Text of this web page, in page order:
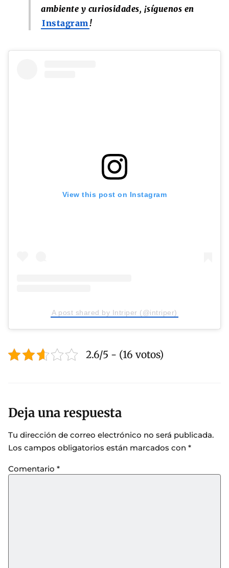
ambiente y curiosidades, ¡síguenos en
Instagram!
View this post on Instagram
A post shared by Intriper (@intriper)
2.6/5 - (16 votos)
Deja una respuesta
Tu dirección de correo electrónico no será publicada.
Los campos obligatorios están marcados con *
Comentario *